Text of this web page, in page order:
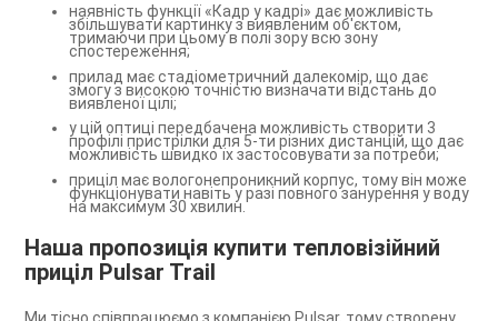
наявність функції «Кадр у кадрі» дає можливість
збільшувати картинку з виявленим об'єктом,
тримаючи при цьому в полі зору всю зону
спостереження;
прилад має стадіометричний далекомір, що дає
змогу з високою точністю визначати відстань до
виявленої цілі;
у цій оптиці передбачена можливість створити 3
профілі пристрілки для 5-ти різних дистанцій, що дає
можливість швидко їх застосовувати за потреби;
приціл має вологонепроникний корпус, тому він може
функціонувати навіть у разі повного занурення у воду
на максимум 30 хвилин.
Наша пропозиція купити тепловізійний
приціл Pulsar Trail